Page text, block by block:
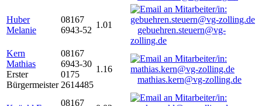
Huber
Melanie
08167
6943-52
1.01
gebuehren.steuern@vg-
zolling.de
Kern
Mathias
Erster
Bürgermeister
08167
6943-30
0175
2614485
1.16
mathias.kern@vg-zolling.de
08167